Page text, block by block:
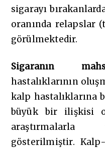
sigarayı
oranında relapslar
görülmektedir.
Sigaranın
hastalıklarının
kalp hastalıklarına
büyük bir ilişkisi
araştırmalarla
gösterilmiştir.